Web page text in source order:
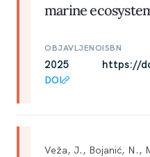
marine
OBJAVLJENO
2025
DOI
ISBN
https://
Veža, J., Bojanić, N.,